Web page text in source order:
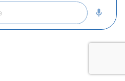
ПОЗИС 0606-6250